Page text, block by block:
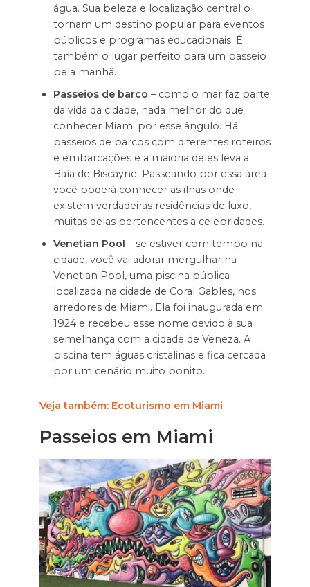
água. Sua beleza e localização central o
tornam um destino popular para eventos
públicos e programas educacionais. É
também o lugar perfeito para um passeio
pela manhã.
Passeios de barco – como o mar faz parte
da vida da cidade, nada melhor do que
conhecer Miami por esse ângulo. Há
passeios de barcos com diferentes roteiros
e embarcações e a maioria deles leva a
Baía de Biscayne. Passeando por essa área
você poderá conhecer as ilhas onde
existem verdadeiras residências de luxo,
muitas delas pertencentes a celebridades.
Venetian Pool – se estiver com tempo na
cidade, você vai adorar mergulhar na
Venetian Pool, uma piscina pública
localizada na cidade de Coral Gables, nos
arredores de Miami. Ela foi inaugurada em
1924 e recebeu esse nome devido à sua
semelhança com a cidade de Veneza. A
piscina tem águas cristalinas e fica cercada
por um cenário muito bonito.
Veja também: Ecoturismo em Miami
Passeios em Miami